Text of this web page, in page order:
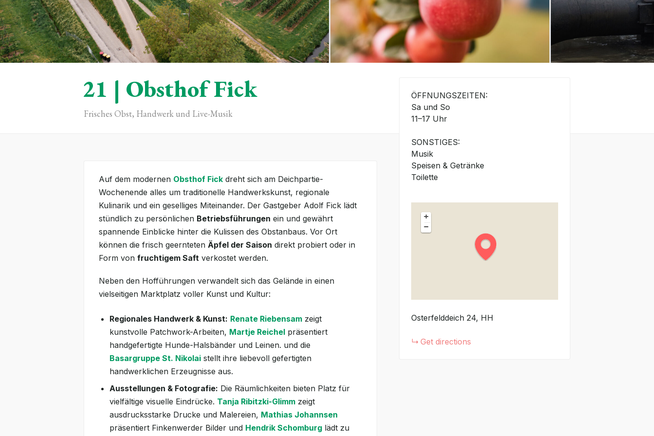
21 | Obsthof Fick
Frisches Obst, Handwerk und Live-Musik
Auf dem modernen Obsthof Fick dreht sich am Deichpartie-
Wochenende alles um traditionelle Handwerkskunst, regionale
Kulinarik und ein geselliges Miteinander. Der Gastgeber Adolf Fick lädt
stündlich zu persönlichen Betriebsführungen ein und gewährt
spannende Einblicke hinter die Kulissen des Obstanbaus. Vor Ort
können die frisch geernteten Äpfel der Saison direkt probiert oder in
Form von fruchtigem Saft verkostet werden.
Neben den Hofführungen verwandelt sich das Gelände in einen
vielseitigen Marktplatz voller Kunst und Kultur:
Regionales Handwerk & Kunst: Renate Riebensam zeigt
kunstvolle Patchwork-Arbeiten, Martje Reichel präsentiert
handgefertigte Hunde-Halsbänder und Leinen. und die
Basargruppe St. Nikolai stellt ihre liebevoll gefertigten
handwerklichen Erzeugnisse aus.
Ausstellungen & Fotografie: Die Räumlichkeiten bieten Platz für
vielfältige visuelle Eindrücke. Tanja Ribitzki-Glimm zeigt
ausdrucksstarke Drucke und Malereien, Mathias Johannsen
präsentiert Finkenwerder Bilder und Hendrik Schomburg lädt zu
ÖFFNUNGSZEITEN:
Sa und So
11–17 Uhr
SONSTIGES:
Musik
Speisen & Getränke
Toilette
+
−
Osterfelddeich 24 HH
Get directions